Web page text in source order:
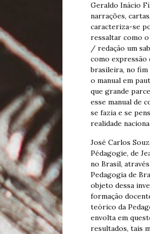
Geraldo Inácio
narrações,
caracteriza-se
ressaltar como
/ redação um
como expressão
brasileira, no
o manual em
que grande
esse manual de
se fazia e se
realidade
José Carlos
Pédagogie, de
no Brasil,
Pedagogia de
objeto dessa
formação
teórico da
envolta em
resultados, tais